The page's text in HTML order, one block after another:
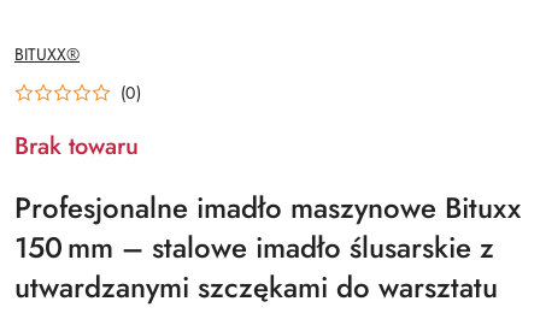
NAZWA
PRODUCENTA:
BITUXX®
(0)
Brak towaru
Profesjonalne imadło maszynowe Bituxx
150 mm – stalowe imadło ślusarskie z
utwardzanymi szczękami do warsztatu